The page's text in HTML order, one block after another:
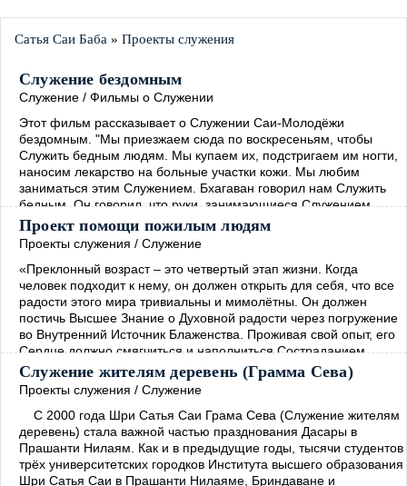
Сатья Саи Баба » Проекты служения
Служение бездомным
Служение / Фильмы о Служении
Этот фильм рассказывает о Служении Саи-Молодёжи
бездомным. "Мы приезжаем сюда по воскресеньям, чтобы
Служить бедным людям. Мы купаем их, подстригаем им ногти,
наносим лекарство на больные участки кожи. Мы любим
заниматься этим Служением. Бхагаван говорил нам Служить
бедным. Он говорил, что руки, занимающиеся Служением,
более Святы, чем губы, произносящие Молитвы. ..."
Проект помощи пожилым людям
Проекты служения / Служение
«Преклонный возраст – это четвертый этап жизни. Когда
человек подходит к нему, он должен открыть для себя, что все
радости этого мира тривиальны и мимолётны. Он должен
постичь Высшее Знание о Духовной радости через погружение
во Внутренний Источник Блаженства. Проживая свой опыт, его
Сердце должно смягчиться и наполниться Состраданием.
Человек должен сосредоточиться на том, чтобы способствовать
прогрессу всех живых существ, не проводя между
Служение жителям деревень (Грамма Сева)
Проекты служения / Служение
С 2000 года Шри Сатья Саи Грама Сева (Служение жителям
деревень) стала важной частью празднования Дасары в
Прашанти Нилаям. Как и в предыдущие годы, тысячи студентов
трёх университетских городков Института высшего образования
Шри Сатья Саи в Прашанти Нилаяме, Бриндаване и